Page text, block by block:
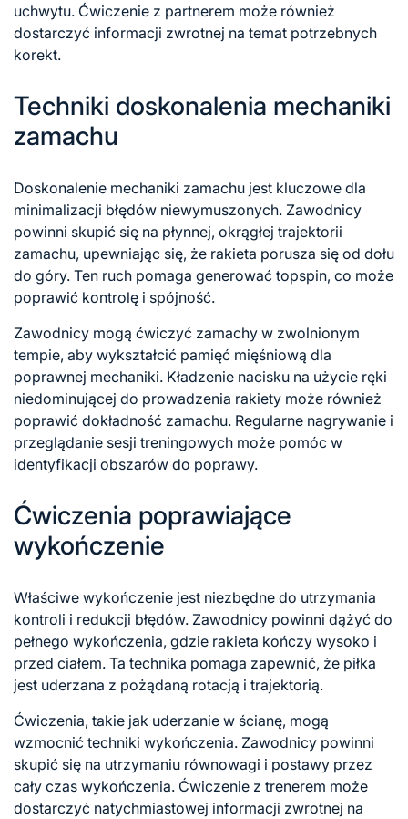
uchwytu. Ćwiczenie z partnerem może również
dostarczyć informacji zwrotnej na temat potrzebnych
korekt.
Techniki doskonalenia mechaniki
zamachu
Doskonalenie mechaniki zamachu jest kluczowe dla
minimalizacji błędów niewymuszonych. Zawodnicy
powinni skupić się na płynnej, okrągłej trajektorii
zamachu, upewniając się, że rakieta porusza się od dołu
do góry. Ten ruch pomaga generować topspin, co może
poprawić kontrolę i spójność.
Zawodnicy mogą ćwiczyć zamachy w zwolnionym
tempie, aby wykształcić pamięć mięśniową dla
poprawnej mechaniki. Kładzenie nacisku na użycie ręki
niedominującej do prowadzenia rakiety może również
poprawić dokładność zamachu. Regularne nagrywanie i
przeglądanie sesji treningowych może pomóc w
identyfikacji obszarów do poprawy.
Ćwiczenia poprawiające
wykończenie
Właściwe wykończenie jest niezbędne do utrzymania
kontroli i redukcji błędów. Zawodnicy powinni dążyć do
pełnego wykończenia, gdzie rakieta kończy wysoko i
przed ciałem. Ta technika pomaga zapewnić, że piłka
jest uderzana z pożądaną rotacją i trajektorią.
Ćwiczenia, takie jak uderzanie w ścianę, mogą
wzmocnić techniki wykończenia. Zawodnicy powinni
skupić się na utrzymaniu równowagi i postawy przez
cały czas wykończenia. Ćwiczenie z trenerem może
dostarczyć natychmiastowej informacji zwrotnej na